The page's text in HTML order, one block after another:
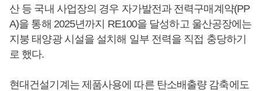
산 등 국내 사업장의 경우 자가발전과 전력구매계약(PP
A)을 통해 2025년까지 RE100을 달성하고 울산공장에는
지붕 태양광 시설을 설치해 일부 전력을 직접 충당하기
로 했다.
현대건설기계는 제품사용에 따른 탄소배출량 감축에도